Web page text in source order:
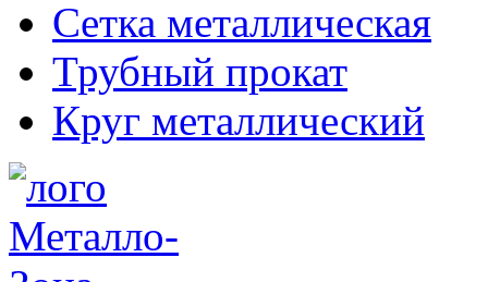
Сетка металлическая
Трубный прокат
Круг металлический